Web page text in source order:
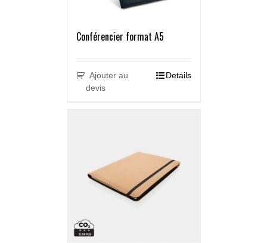
Conférencier format A5
Ajouter au
devis
Details